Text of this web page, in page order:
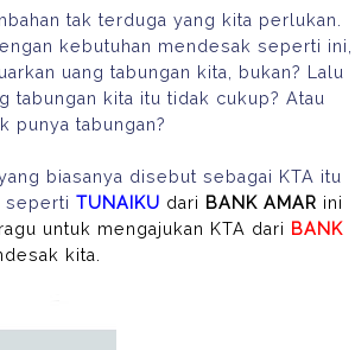
tak terduga yang kita perlukan.
kebutuhan mendesak seperti ini,
uang tabungan kita, bukan? Lalu
tabungan kita itu tidak cukup? Atau
punya tabungan?
biasanya disebut sebagai KTA itu
seperti TUNAIKU dari BANK AMAR ini
untuk mengajukan KTA dari BANK
kita.